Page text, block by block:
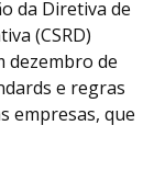
da Diretiva de
(CSRD)
dezembro de
e regras
empresas, que